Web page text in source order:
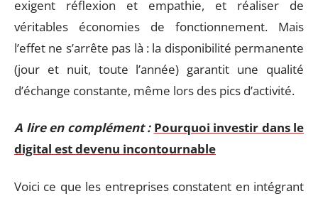
exigent réflexion et empathie, et réaliser de
véritables économies de fonctionnement. Mais
l’effet ne s’arrête pas là : la disponibilité permanente
(jour et nuit, toute l’année) garantit une qualité
d’échange constante, même lors des pics d’activité.
A lire en complément : Pourquoi investir dans le
digital est devenu incontournable
Voici ce que les entreprises constatent en intégrant